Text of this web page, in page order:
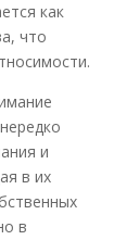
как
что
и
в их
в